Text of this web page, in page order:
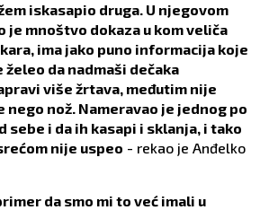
iskasapio druga. U njegovom
mnoštvo dokaza u kom veliča
ima jako puno informacija koje
da nadmaši dečaka
više žrtava, međutim nije
nego nož. Nameravao je jednog po
sebe i da ih kasapi i sklanja, i tako
nije uspeo - rekao je Anđelko
da smo mi to već imali u